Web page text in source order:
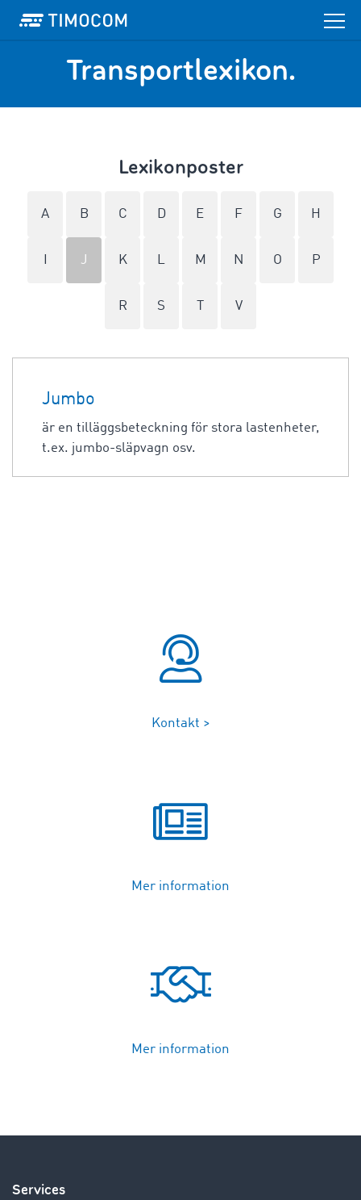
Transportlexikon.
Lexikonposter
A B C D E F G H
J K L M N O P
R S V
Jumbo
är en tilläggsbeteckning för stora lastenheter,
t.ex. jumbo-släpvagn osv.
Kontakt >
Mer information
Mer information
Services